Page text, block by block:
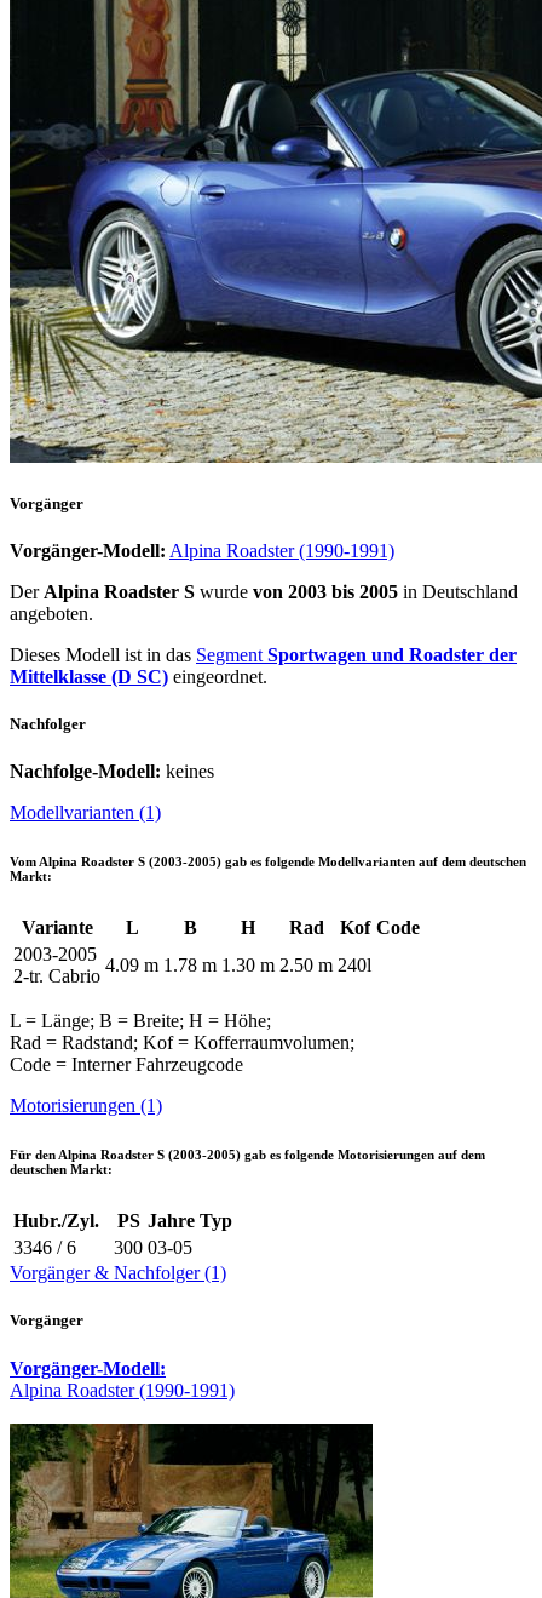
Vorgänger
Vorgänger-Modell: Alpina Roadster (1990-1991)
Der Alpina Roadster S wurde von 2003 bis 2005 in Deutschland
angeboten.
Dieses Modell ist in das Segment Sportwagen und Roadster der
Mittelklasse (D SC) eingeordnet.
Nachfolger
Nachfolge-Modell: keines
Modellvarianten (1)
Vom Alpina Roadster S (2003-2005) gab es folgende Modellvarianten auf dem deutschen
Markt:
Variante L B H Rad Kof Code
2003-2005
2-tr. Cabrio
4.09 m 1.78 m 1.30 m 2.50 m 240l
L = Länge; B = Breite; H = Höhe;
Rad = Radstand; Kof = Kofferraumvolumen;
Code = Interner Fahrzeugcode
Motorisierungen (1)
Für den Alpina Roadster S (2003-2005) gab es folgende Motorisierungen auf dem
deutschen Markt:
Hubr./Zyl. PS Jahre Typ
3346 / 6
300 03-05
Vorgänger & Nachfolger (1)
Vorgänger
Vorgänger-Modell:
Alpina Roadster (1990-1991)